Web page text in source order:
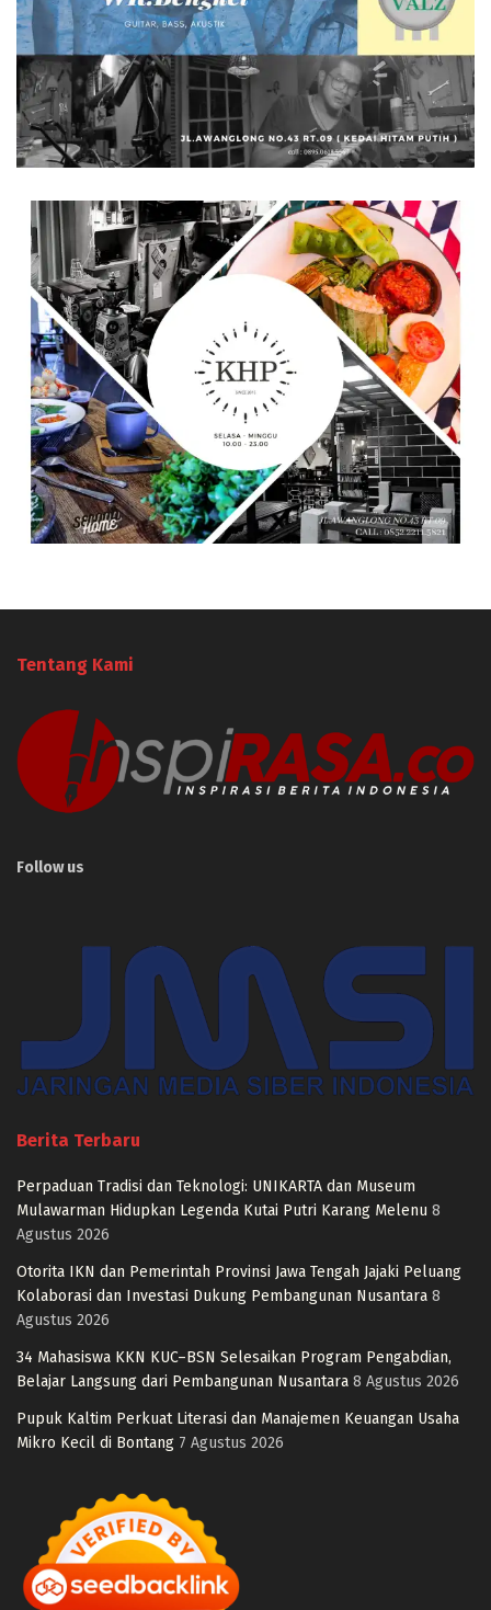
Tentang Kami
Follow us
Berita Terbaru
Perpaduan Tradisi dan Teknologi: UNIKARTA dan Museum
Mulawarman Hidupkan Legenda Kutai Putri Karang Melenu 8
Agustus 2026
Otorita IKN dan Pemerintah Provinsi Jawa Tengah Jajaki Peluang
Kolaborasi dan Investasi Dukung Pembangunan Nusantara 8
Agustus 2026
34 Mahasiswa KKN KUC–BSN Selesaikan Program Pengabdian,
Belajar Langsung dari Pembangunan Nusantara 8 Agustus 2026
Pupuk Kaltim Perkuat Literasi dan Manajemen Keuangan Usaha
Mikro Kecil di Bontang 7 Agustus 2026